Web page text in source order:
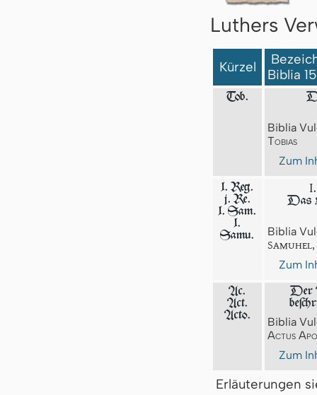
Luthers
Kürzel
Biblia
Tob.
Biblia
Tobias
Zum
1. Reg.
j. Re.
1. Sam.
1.
Samu.
I
Das
Biblia
Samuhel,
Zum
Ac.
Act.
Acto.
Der
Biblia
Actus
Zum
Erläuterungen